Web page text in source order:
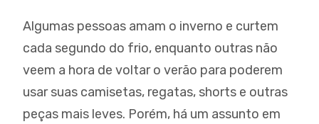
Algumas pessoas amam o inverno e curtem
cada segundo do frio, enquanto outras não
veem a hora de voltar o verão para poderem
usar suas camisetas, regatas, shorts e outras
peças mais leves. Porém, há um assunto em